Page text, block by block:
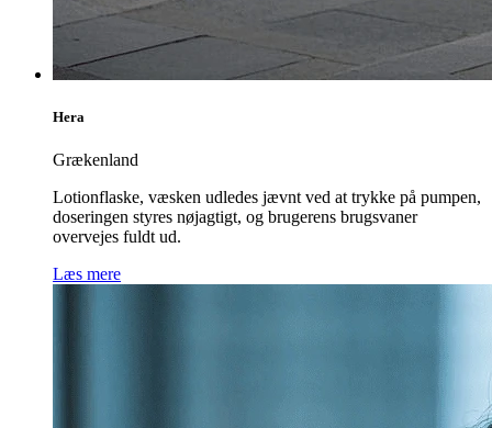
Hera
Grækenland
Lotionflaske, væsken udledes jævnt ved at trykke på pumpen,
doseringen styres nøjagtigt, og brugerens brugsvaner
overvejes fuldt ud.
Læs mere